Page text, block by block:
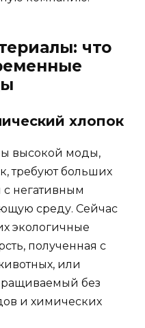
что
хлопок
высокой моды,
требуют больших
с негативным
среду. Сейчас
экологичные
полученная с
или
без
и химических